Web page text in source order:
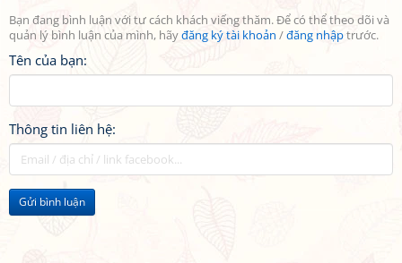
Bạn đang bình luận với tư cách khách viếng thăm. Để có thể theo dõi và
quản lý bình luận của mình, hãyđăng ký tài khoản /đăng nhậptrước.
Tên của bạn:
Thông tin liên hệ:
Gửi bình luận